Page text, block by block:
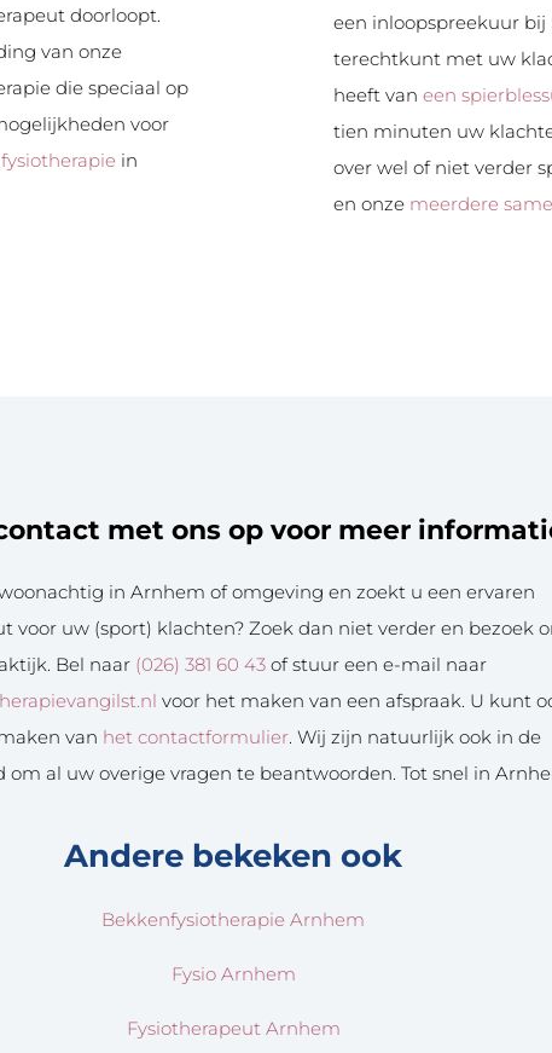
doorloopt.
van onze
die speciaal op
voor
fysiotherapie in
een inloopspreekuur
terechtkunt met uw
heeft van een
tien minuten uw
over wel of niet verder
en onze meerdere
met ons op voor meer
in Arnhem of omgeving en zoekt u een ervaren
voor uw (sport) klachten? Zoek dan niet verder en bezoek
Bel naar (026) 381 60 43 of stuur een e-mail naar
voor het maken van een afspraak. U kunt
van het contactformulier. Wij zijn natuurlijk ook in de
om al uw overige vragen te beantwoorden. Tot snel in
Andere bekeken ook
Bekkenfysiotherapie Arnhem
Fysio Arnhem
Fysiotherapeut Arnhem